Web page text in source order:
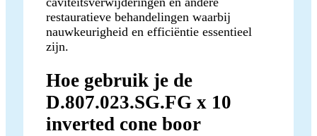
restauratieve behandelingen waarbij
nauwkeurigheid en efficiëntie essentieel
zijn.
Hoe gebruik je de
D.807.023.SG.FG x 10
inverted cone boor